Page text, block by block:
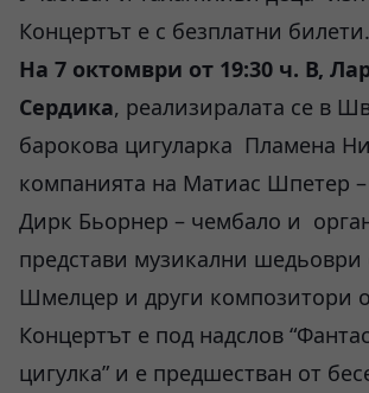
Концертът е с безплатни билети.
На 7 октомври от 19:30 ч. В,
Сердика, реализиралата се в
барокова цигуларка Пламена
компанията на Матиас Шпетер
Дирк Бьорнер – чембало и
представи музикални шедьоври
Шмелцер и други композитори
Концертът е под надслов
цигулка” и е предшестван от